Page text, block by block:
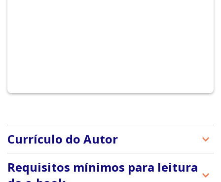
Currículo do Autor
Sobre os autores:
Marcelo de Andrade Roméro é arquiteto, doutor
Requisitos mínimos para leitura